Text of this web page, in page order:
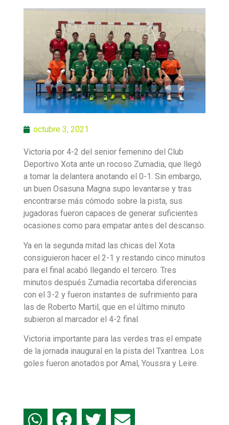
octubre 3, 2021
Victoria por 4-2 del senior femenino del Club
Deportivo Xota ante un rocoso Zumadia, que llegó
a tomar la delantera anotando el 0-1. Sin embargo,
un buen Osasuna Magna supo levantarse y tras
encontrarse más cómodo sobre la pista, sus
jugadoras fueron capaces de generar suficientes
ocasiones como para empatar antes del descanso.
Ya en la segunda mitad las chicas del Xota
consiguieron hacer el 2-1 y restando cinco minutos
para el final acabó llegando el tercero. Tres
minutos después Zumadia recortaba diferencias
con el 3-2 y fueron instantes de sufrimiento para
las de Roberto Martil, que en el último minuto
subieron al marcador el 4-2 final.
Victoria importante para las verdes tras el empate
de la jornada inaugural en la pista del Txantrea. Los
goles fueron anotados por Amal, Youssra y Leire.